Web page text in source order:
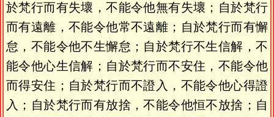
於梵行而有失壞，不能令他無有失壞；自於梵行
而有遠離，不能令他常不遠離；自於梵行而有懈
怠，不能令他不生懈怠；自於梵行不生信解，不
能令他心生信解；自於梵行而不安住，不能令他
而得安住；自於梵行而不證入，不能令他心得證
入；自於梵行而有放捨，不能令他恒不放捨；自